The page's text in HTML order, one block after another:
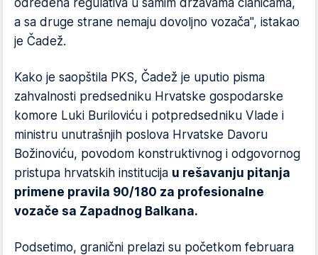
određena regulativa u samim državama članicama,
a sa druge strane nemaju dovoljno vozača", istakao
je Čadež.
Kako je saopštila PKS, Čadež je uputio pisma
zahvalnosti predsedniku Hrvatske gospodarske
komore Luki Buriloviću i potpredsedniku Vlade i
ministru unutrašnjih poslova Hrvatske Davoru
Božinoviću, povodom konstruktivnog i odgovornog
pristupa hrvatskih institucija u rešavanju pitanja
primene pravila 90/180 za profesionalne
vozače sa Zapadnog Balkana.
Podsetimo, granični prelazi su početkom februara